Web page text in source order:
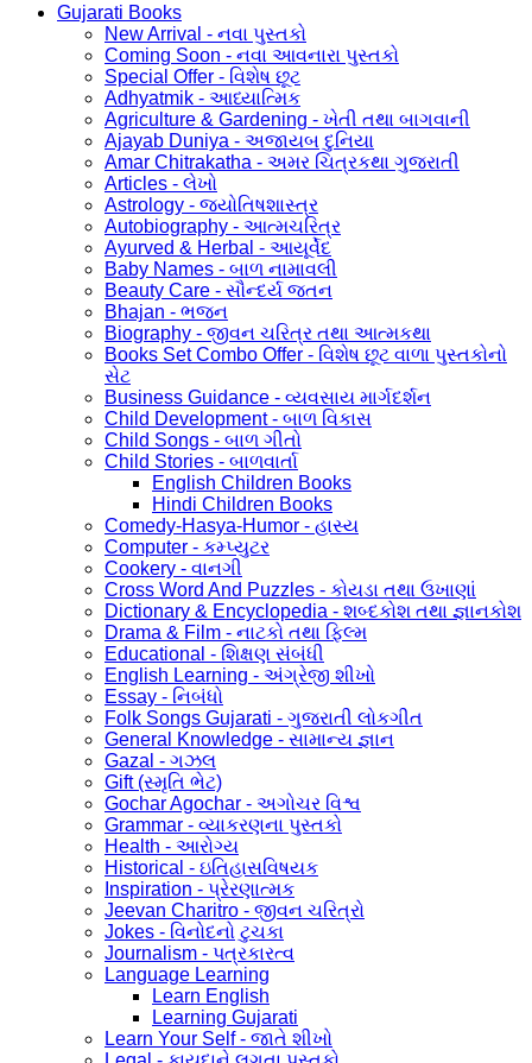
Gujarati Books
New Arrival - નવા પુસ્તકો
Coming Soon - નવા આવનારા પુસ્તકો
Special Offer - વિશેષ છૂટ
Adhyatmik - આધ્યાત્મિક
Agriculture & Gardening - ખેતી તથા બાગવાની
Ajayab Duniya - અજાયબ દુનિયા
Amar Chitrakatha - અમર ચિત્રકથા ગુજરાતી
Articles - લેખો
Astrology - જ્યોતિષશાસ્ત્ર
Autobiography - આત્મચરિત્ર
Ayurved & Herbal - આયૂર્વેદ
Baby Names - બાળ નામાવલી
Beauty Care - સૌન્દર્ય જતન
Bhajan - ભજન
Biography - જીવન ચરિત્ર તથા આત્મકથા
Books Set Combo Offer - વિશેષ છૂટ વાળા પુસ્તકોનો
સેટ
Business Guidance - વ્યવસાય માર્ગદર્શન
Child Development - બાળ વિકાસ
Child Songs - બાળ ગીતો
Child Stories - બાળવાર્તા
English Children Books
Hindi Children Books
Comedy-Hasya-Humor - હાસ્ય
Computer - કમ્પ્યુટર
Cookery - વાનગી
Cross Word And Puzzles - કોયડા તથા ઉખાણાં
Dictionary & Encyclopedia - શબ્દકોશ તથા જ્ઞાનકોશ
Drama & Film - નાટકો તથા ફિલ્મ
Educational - શિક્ષણ સંબંધી
English Learning - અંગ્રેજી શીખો
Essay - નિબંધો
Folk Songs Gujarati - ગુજરાતી લોકગીત
General Knowledge - સામાન્ય જ્ઞાન
Gazal - ગઝલ
Gift (સ્મૃતિ ભેટ)
Gochar Agochar - અગોચર વિશ્વ
Grammar - વ્યાકરણના પુસ્તકો
Health - આરોગ્ય
Historical - ઇતિહાસવિષયક
Inspiration - પ્રેરણાત્મક
Jeevan Charitro - જીવન ચરિત્રો
Jokes - વિનોદનો ટુચકા
Journalism - પત્રકારત્વ
Language Learning
Learn English
Learning Gujarati
Learn Your Self - જાતે શીખો